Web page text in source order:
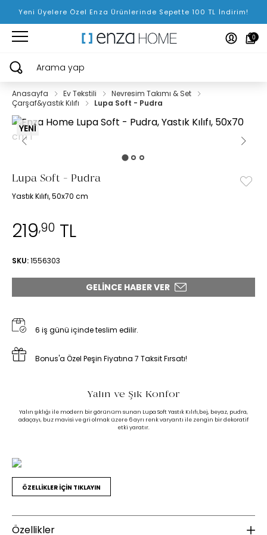
Yeni Üyelere Özel Enza Ürünlerinde Sepette 100 TL İndirim!
0
Arama yap
Anasayfa Ev Tekstili
Nevresim Takımı & Set
Çarşaf&yastık Kılıfı
Lupa Soft - Pudra
YENİ
Lupa Soft - Pudra
Yastık Kılıfı, 50x70 cm
219,90 TL
SKU:1556303
GELINCE HABER VER
6 iş günü içinde teslim edilir.
Bonus'a Özel Peşin Fiyatına 7 Taksit Fırsatı!
Yalın ve Şık Konfor
Yalın şıklığı ile modern bir görünüm sunan Lupa Soft Yastık Kılıfı,bej, beyaz, pudra,
adaçayı, buz mavisi ve gri olmak üzere 6 ayrı renk varyantı ile zengin bir dekoratif
etki yaratır.
ÖZELLİKLER İÇİN TIKLAYIN
Özellikler